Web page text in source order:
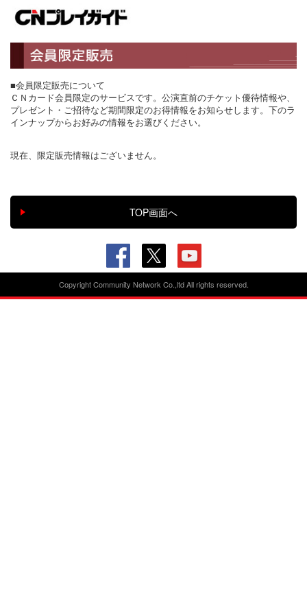
■会員限定販売について
ＣＮカード会員限定のサービスです。公演直前のチケット優待情報や、
プレゼント・ご招待など期間限定のお得情報をお知らせします。下のラ
インナップからお好みの情報をお選びください。
現在、限定販売情報はございません。
Copyright Community Network Co.,ltd All rights reserved.